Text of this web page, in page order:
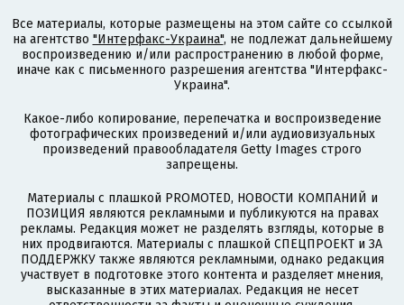
Все материалы, которые размещены на этом сайте со ссылкой
на агентство "Интерфакс-Украина", не подлежат дальнейшему
воспроизведению и/или распространению в любой форме,
иначе как с письменного разрешения агентства "Интерфакс-
Украина".
Какое-либо копирование, перепечатка и воспроизведение
фотографических произведений и/или аудиовизуальных
произведений правообладателя Getty Images строго
запрещены.
Материалы с плашкой PROMOTED, НОВОСТИ КОМПАНИЙ и
ПОЗИЦИЯ являются рекламными и публикуются на правах
рекламы. Редакция может не разделять взгляды, которые в
них продвигаются. Материалы с плашкой СПЕЦПРОЕКТ и ЗА
ПОДДЕРЖКУ также являются рекламными, однако редакция
участвует в подготовке этого контента и разделяет мнения,
высказанные в этих материалах. Редакция не несет